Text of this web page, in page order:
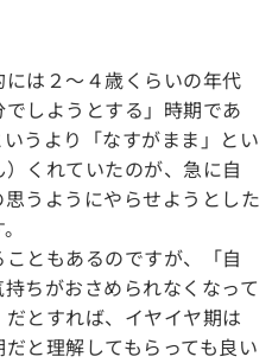
は２～４歳くらいの年代
しようとする」時期であ
うより「なすがまま」とい
くれていたのが、急に自
うようにやらせようとした
こともあるのですが、「自
ちがおさめられなくなって
とすれば、イヤイヤ期は
と理解してもらっても良い